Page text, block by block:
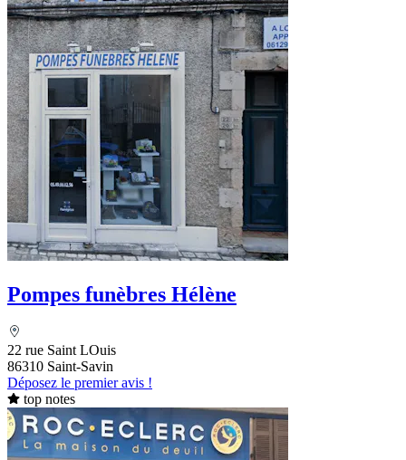
Pompes funèbres Hélène
22 rue Saint LOuis
86310 Saint-Savin
Déposez le premier avis !
top notes